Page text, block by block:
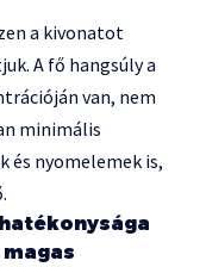
a kivonatot
A fő hangsúly a
van, nem
minimális
és nyomelemek is,